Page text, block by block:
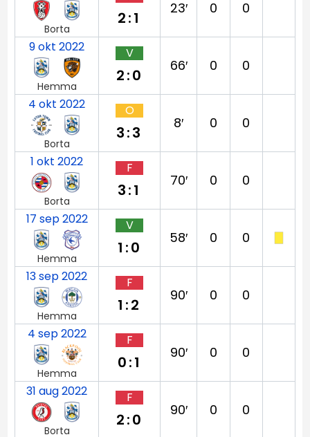
Borta
2:1
23′ 0 0
9 okt 2022
Hemma
V
2:0
66′ 0 0
4 okt 2022
Borta
O
3:3
8′ 0 0
1 okt 2022
Borta
F
3:1
70′ 0 0
17 sep 2022
Hemma
V
1:0
58′ 0 0
13 sep 2022
Hemma
F
1:2
90′ 0 0
4 sep 2022
Hemma
F
0:1
90′ 0 0
31 aug 2022
Borta
F
2:0
90′ 0 0